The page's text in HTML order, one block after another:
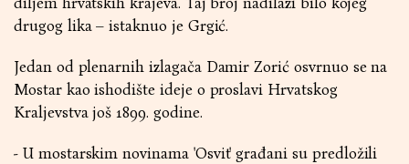
drugog lika – istaknuo je Grgić.
Jedan od plenarnih izlagača Damir Zorić osvrnuo se na
Mostar kao ishodište ideje o proslavi Hrvatskog
Kraljevstva još 1899. godine.
- U mostarskim novinama 'Osvit' građani su predložili